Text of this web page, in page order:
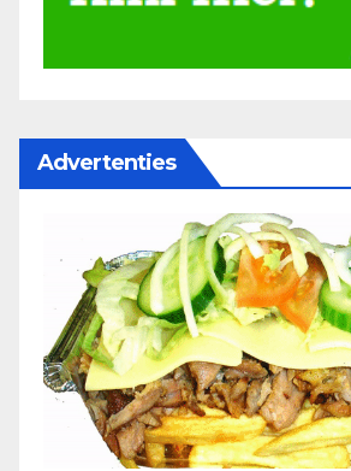
Advertenties